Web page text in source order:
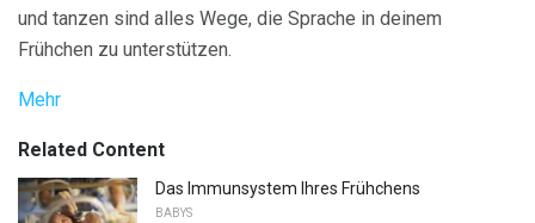
und tanzen sind alles Wege, die Sprache in deinem
Frühchen zu unterstützen.
Mehr
Related Content
Das Immunsystem Ihres Frühchens
BABYS